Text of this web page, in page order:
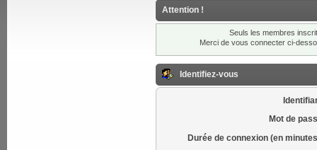
Attention !
Seuls les membres
Merci de vous connecter ci-
Identifiez-vous
Mot de
Durée de connexion (en